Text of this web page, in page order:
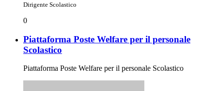
Dirigente Scolastico
0
Piattaforma Poste Welfare per il personale
Scolastico
Piattaforma Poste Welfare per il personale Scolastico